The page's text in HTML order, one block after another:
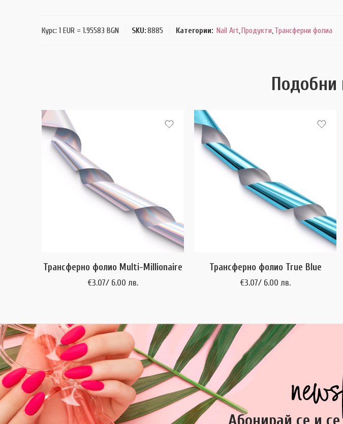
Курс: 1 EUR = 1.95583 BGN SKU:8885 Категории: Nail Art,Продукти,Трансферни фолиа
Подобни
Трансферно фолио Multi-Millionaire
€3.07/ 6.00 лв.
Трансферно фолио True Blue
€3.07/ 6.00 лв.
Абонирай се и